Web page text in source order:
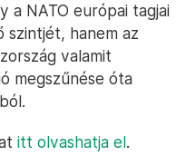
a NATO európai tagjai
szintjét, hanem az
valamit
megszűnése óta
itt olvashatja el.